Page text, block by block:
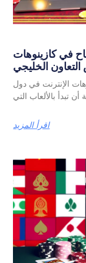
في كازينوهات
الخليجي
الإنترنت في دول
تبدأ بالألعاب التي
اقرأ المزيد